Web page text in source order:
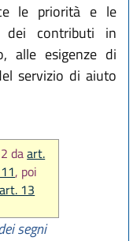
le priorità e le
dei contributi in
alle esigenze di
servizio di aiuto
daart.
, poi
art. 13
segni